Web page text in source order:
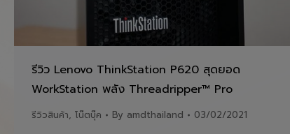
รีวิว Lenovo ThinkStation P620 สุดยอด
WorkStation พลัง Threadripper™ Pro
รีวิวสินค้า, โน๊ตบุ๊ค By amdthailand 03/02/2021